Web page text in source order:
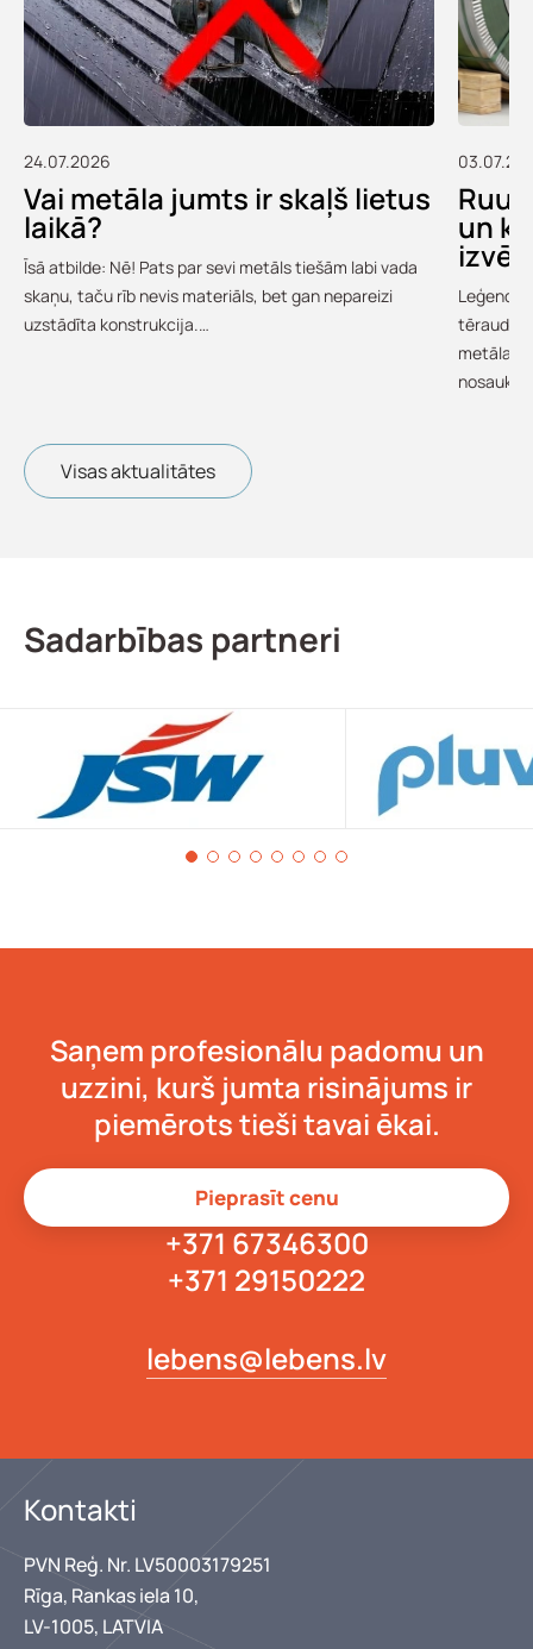
24.07.2026
Vai metāla jumts ir skaļš lietus
laikā?
Īsā atbilde: Nē! Pats par sevi metāls tiešām labi vada
skaņu, taču rīb nevis materiāls, bet gan nepareizi
uzstādīta konstrukcija.…
un
tērauds
metāla
Visas aktualitātes
Sadarbības partneri
Saņem profesionālu padomu un
uzzini, kurš jumta risinājums ir
piemērots tieši tavai ēkai.
Pieprasīt cenu
+371 67346300
+371 29150222
lebens@lebens.lv
Kontakti
PVN Reģ. Nr. LV50003179251
Rīga, Rankas iela 10,
LV-1005, LATVIA